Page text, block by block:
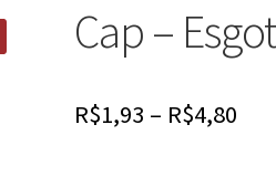
Cap –
R$1,93 – R$4,80